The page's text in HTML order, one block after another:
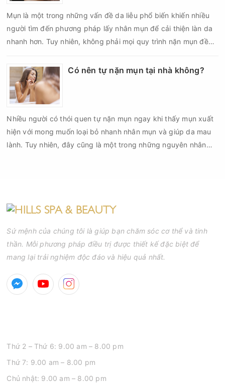
Mụn là một trong những vấn đề da liễu phổ biến khiến nhiều
người tìm đến phương pháp lấy nhân mụn để cải thiện làn da
nhanh hơn. Tuy nhiên, không phải mọi quy trình nặn mụn đều
sai kỹ thuật hoặc lấy nhân mụn không đúng thời điểm, làn da
có thể đối mặt với nguy cơ viêm nhiễm, thâm sau mụn và thậm
chí là sẹo rỗ. Vậy nặn mụn chuẩn y khoa là gì và một quy trình
đạt tiêu chuẩn cần đáp ứng những yêu cầu nào?
Có nên tự nặn mụn tại nhà không?
Nhiều người có thói quen tự nặn mụn ngay khi thấy mụn xuất
hiện với mong muốn loại bỏ nhanh nhân mụn và giúp da mau
lành. Tuy nhiên, đây cũng là một trong những nguyên nhân
Sứ mệnh của chúng tôi là giúp bạn chăm sóc cơ thể và tinh
thần. Mỗi phương pháp điều trị được thiết kế đặc biệt để
mang lại trải nghiệm độc đáo và hiệu quả nhất.
Thứ 2 – Thứ 6: 9.00 am – 8.00 pm
Thứ 7: 9.00 am – 8.00 pm
Chủ nhật: 9.00 am – 8.00 pm